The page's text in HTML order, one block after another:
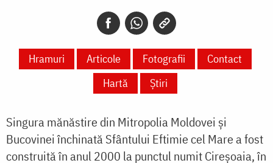
Hramuri Articole Fotografii
Contact
Hartă
Știri
Singura mănăstire din Mitropolia Moldovei și
Bucovinei închinată Sfântului Eftimie cel Mare a fost
construită în anul 2000 la punctul numit Cireșoaia, în